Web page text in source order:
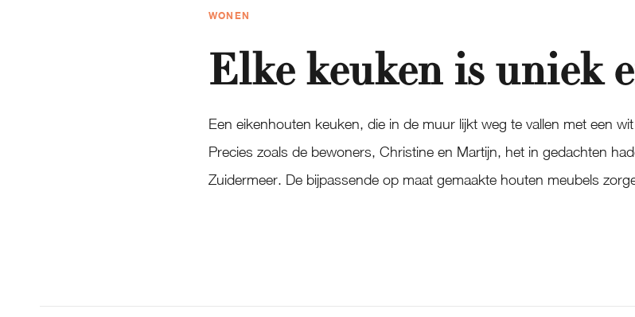
WONEN
Elke keuken is uniek
Een eikenhouten keuken, die in de muur lijkt weg te vallen met een
Precies zoals de bewoners, Christine en Martijn, het in gedachten
Zuidermeer. De bijpassende op maat gemaakte houten meubels